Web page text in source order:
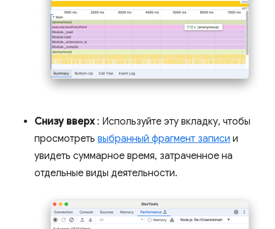
Снизу вверх: Используйте эту вкладку, чтобы
просмотреть выбранный фрагмент записи и
увидеть суммарное время, затраченное на
отдельные виды деятельности.